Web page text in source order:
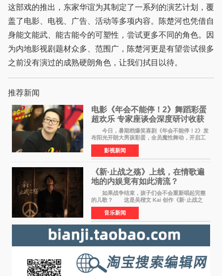
这部戏的推出，东家华谊为其制定了一系列的演艺计划，覆
盖了电影、电视、广告、活动等多项内容。陈楚河也凭借自
身能文能武、能古能今的可塑性，尝试更多不同的角色。因
为内地影视剧题材众多、范围广，陈楚河更是有望尝试很多
之前没有演过的成熟硬朗角色，让我们拭目以待。
推荐新闻
电影《年会不能停！2》舞蹈彩蛋
超欢乐 专家座谈会深度研讨收获
满满
今日，暑期档爆笑喜剧《年会不能停！2》发
布阳光开朗大男孩彩蛋，全员魔性舞动，开启工
位狂欢模式。影片于昨日同步举办专家座谈会，
导演董润年、总制片人应萝佳出席现场，与一众
业内、学界专家
影视新闻
《新·止战之殇》上线，在情歌遍
地的内娱竟有如此清流？
如果战争结束，孩子们会不会重新唱起完整
的儿歌？ 这是吴楷文 Kai 创作《新·止战之
殇》时最初的想法。 从伊朗相关冲突引发的
地区局势，到世界各地仍在发生的动荡与不安，
战争从来不只
音乐新闻